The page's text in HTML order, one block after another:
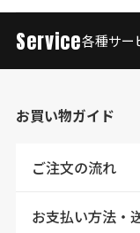
Service各種サー
お買い物ガイド
ご注文の流れ
お支払い方法・